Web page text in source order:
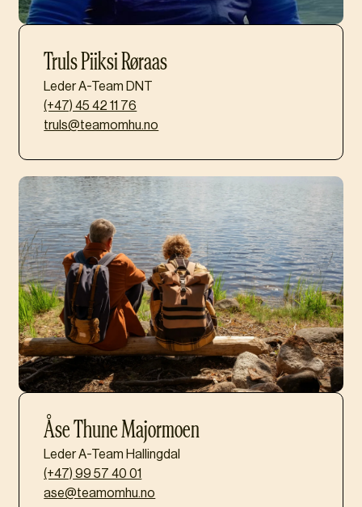
Truls Piiksi Røraas
Leder A-Team DNT
(+47) 45 42 11 76
truls@teamomhu.no
Åse Thune Majormoen
Leder A-Team Hallingdal
(+47) 99 57 40 01‍
ase@teamomhu.no